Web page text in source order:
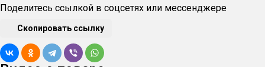
Поделитесь ссылкой в соцсетях или мессенджере
Скопировать ссылку